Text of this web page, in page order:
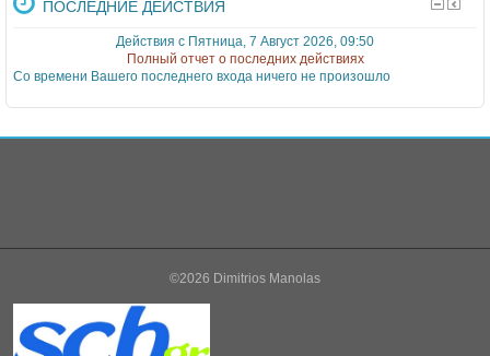
ПОСЛЕДНИЕ ДЕЙСТВИЯ
Действия с Пятница, 7 Август 2026, 09:50
Полный отчет о последних действиях
Со времени Вашего последнего входа ничего не произошло
©2026 Dimitrios Manolas